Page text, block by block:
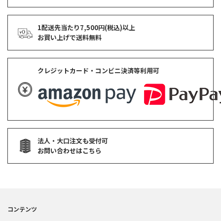
1配送先当たり7,500円(税込)以上
お買い上げで送料無料
クレジットカード・コンビニ決済等利用可
法人・大口注文も受付可
お問い合わせはこちら
コンテンツ